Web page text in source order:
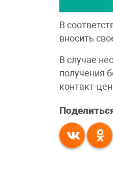
В
вносить
В случае
получения
контакт-